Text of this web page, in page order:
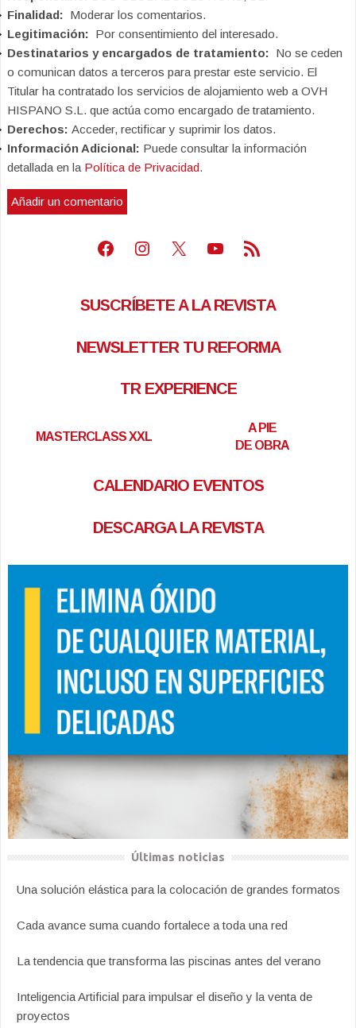
Finalidad: Moderar los comentarios.
Legitimación: Por consentimiento del interesado.
Destinatarios y encargados de tratamiento: No se ceden
o comunican datos a terceros para prestar este servicio. El
Titular ha contratado los servicios de alojamiento web a OVH
HISPANO S.L. que actúa como encargado de tratamiento.
Derechos: Acceder, rectificar y suprimir los datos.
Información Adicional: Puede consultar la información
detallada en la Política de Privacidad.
Facebook
Instagram
X Youtube
Feed RSS
SUSCRÍBETE A LA REVISTA
NEWSLETTER TU REFORMA
TR EXPERIENCE
MASTERCLASS XXL
A PIE
DE OBRA
CALENDARIO EVENTOS
DESCARGA LA REVISTA
Últimas noticias
Una solución elástica para la colocación de grandes formatos
Cada avance suma cuando fortalece a toda una red
La tendencia que transforma las piscinas antes del verano
Inteligencia Artificial para impulsar el diseño y la venta de
proyectos